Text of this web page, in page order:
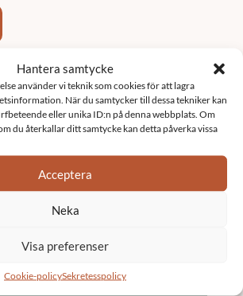
Hantera samtycke
använder vi teknik som cookies för att lagra
När du samtycker till dessa tekniker kan
eller unika ID:n på denna webbplats. Om
du återkallar ditt samtycke kan detta påverka vissa
Acceptera
Neka
Visa preferenser
Cookie-policySekretesspolicy
Underhållsplan
Stambyte